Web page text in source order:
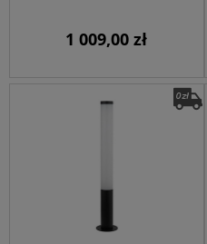
1 009,00 zł